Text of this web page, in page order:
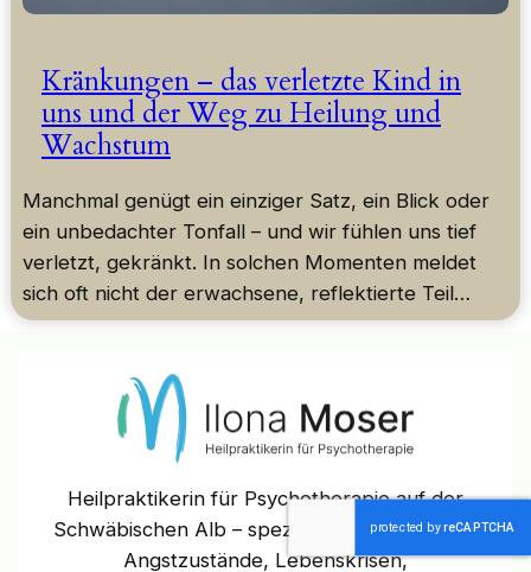
Kränkungen – das verletzte Kind in
uns und der Weg zu Heilung und
Wachstum
Manchmal genügt ein einziger Satz, ein Blick oder
ein unbedachter Tonfall – und wir fühlen uns tief
verletzt, gekränkt. In solchen Momenten meldet
sich oft nicht der erwachsene, reflektierte Teil…
Heilpraktikerin für Psychotherapie auf der
Schwäbischen Alb – spezialisiert auf Burnout,
Angstzustände, Lebenskrisen,